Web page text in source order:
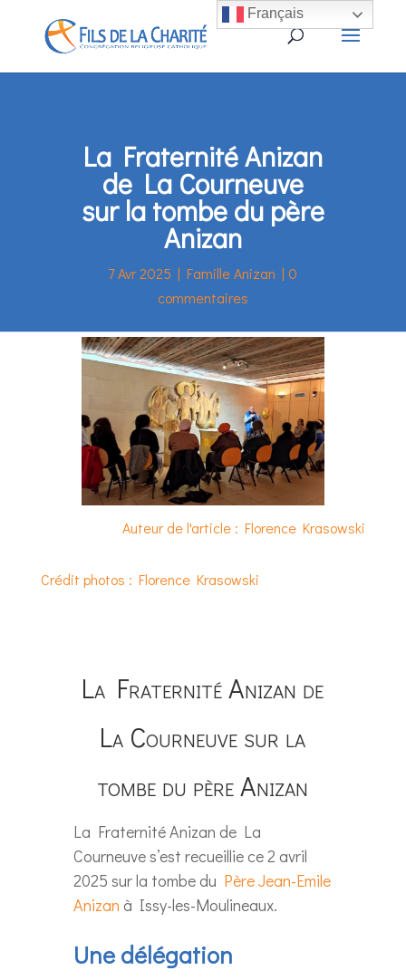
La Fraternité Anizan
de La Courneuve
sur la tombe du père
Anizan
7 Avr 2025 |Famille Anizan | 0
commentaires
Auteur de l'article : Florence Krasowski
Crédit photos : Florence Krasowski
La Fraternité Anizan de
La Courneuve sur la
tombe du père Anizan
La Fraternité Anizan de La
Courneuve s’est recueillie ce 2 avril
2025 sur la tombe du Père Jean-Emile
Anizan à Issy-les-Moulineaux.
Une délégation
Français